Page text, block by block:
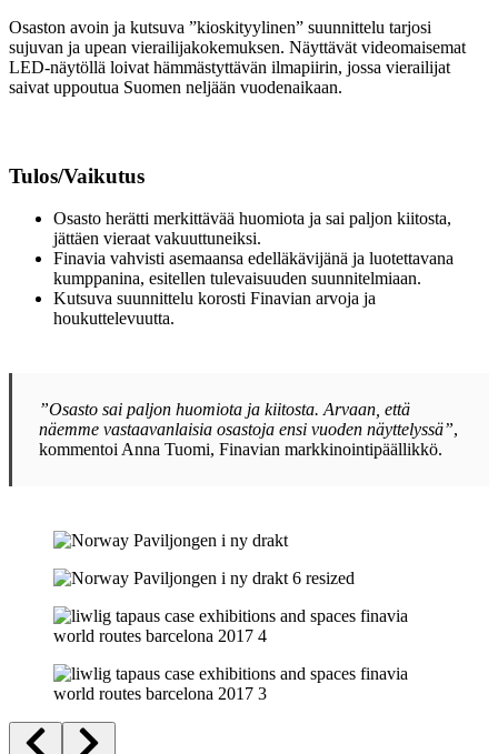
Osaston avoin ja kutsuva ”kioskityylinen” suunnittelu tarjosi
sujuvan ja upean vierailijakokemuksen. Näyttävät videomaisemat
LED-näytöllä loivat hämmästyttävän ilmapiirin, jossa vierailijat
saivat uppoutua Suomen neljään vuodenaikaan.
Tulos/Vaikutus
Osasto herätti merkittävää huomiota ja sai paljon kiitosta,
jättäen vieraat vakuuttuneiksi.
Finavia vahvisti asemaansa edelläkävijänä ja luotettavana
kumppanina, esitellen tulevaisuuden suunnitelmiaan.
Kutsuva suunnittelu korosti Finavian arvoja ja
houkuttelevuutta.
”Osasto sai paljon huomiota ja kiitosta. Arvaan, että
näemme vastaavanlaisia osastoja ensi vuoden näyttelyssä”,
kommentoi Anna Tuomi, Finavian markkinointipäällikkö.